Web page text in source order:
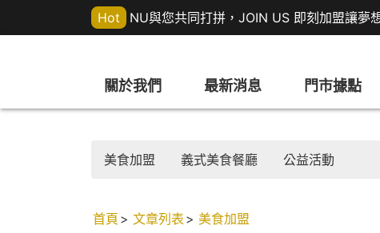
Hot NU與您共同打拼，JOIN US 即刻加盟讓
關於我們 最新消息 門市據點
美食加盟 義式美食餐廳 公益活動
首頁 文章列表 美食加盟